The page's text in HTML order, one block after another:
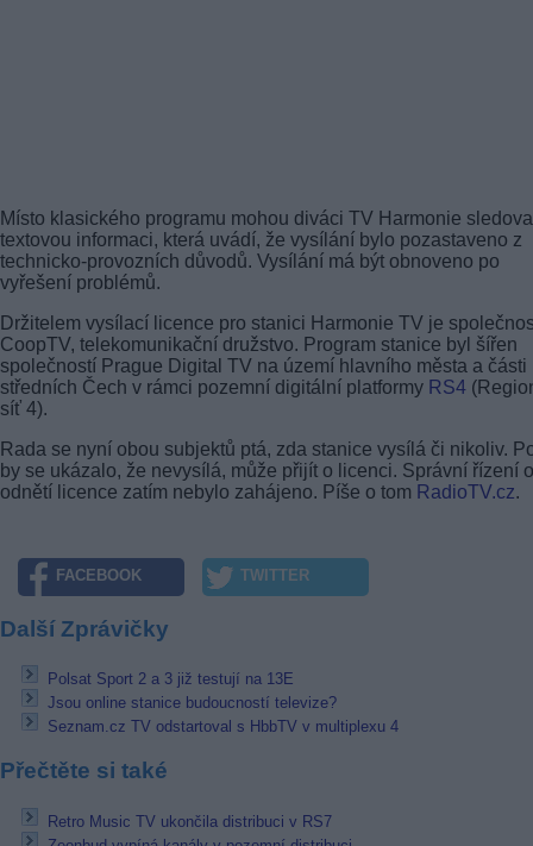
Místo klasického programu mohou diváci TV Harmonie
textovou informaci, která uvádí, že vysílání bylo pozastaveno z
technicko-provozních důvodů. Vysílání má být obnoveno po
vyřešení problémů.
Držitelem vysílací licence pro stanici Harmonie TV je
CoopTV, telekomunikační družstvo. Program stanice byl šířen
společností Prague Digital TV na území hlavního města a části
středních Čech v rámci pozemní digitální platformy RS4
síť 4).
Rada se nyní obou subjektů ptá, zda stanice vysílá či nikoliv.
by se ukázalo, že nevysílá, může přijít o licenci. Správní řízení o
odnětí licence zatím nebylo zahájeno. Píše o tom RadioTV.cz.
FACEBOOK TWITTER
Další Zprávičky
Polsat Sport 2 a 3 již testují na 13E
Jsou online stanice budoucností televize?
Seznam.cz TV odstartoval s HbbTV v multiplexu 4
Přečtěte si také
Retro Music TV ukončila distribuci v RS7